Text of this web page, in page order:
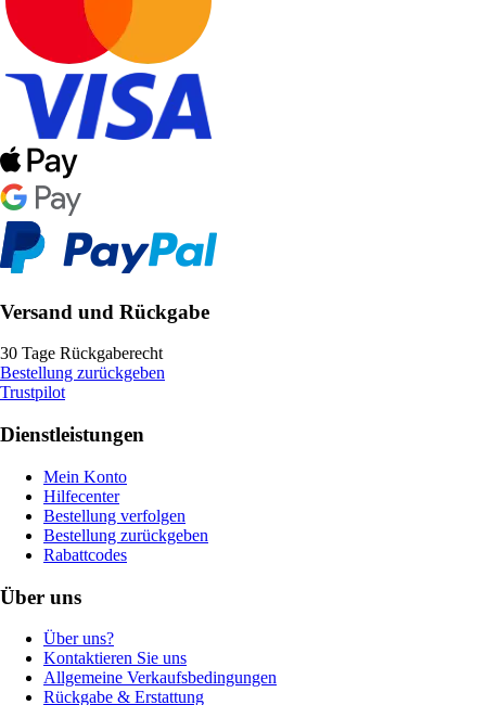
Versand und Rückgabe
30 Tage Rückgaberecht
Bestellung zurückgeben
Trustpilot
Dienstleistungen
Mein Konto
Hilfecenter
Bestellung verfolgen
Bestellung zurückgeben
Rabattcodes
Über uns
Über uns?
Kontaktieren Sie uns
Allgemeine Verkaufsbedingungen
Rückgabe & Erstattung